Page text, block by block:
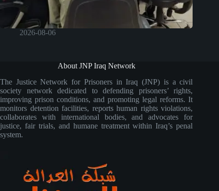
2026-08-06
About JNP Iraq Network
The Justice Network for Prisoners in Iraq (JNP) is a civil
society network dedicated to defending prisoners’ rights,
improving prison conditions, and promoting legal reforms. It
monitors detention facilities, reports human rights violations,
collaborates with international bodies, and advocates for
justice, fair trials, and humane treatment within Iraq’s penal
system.